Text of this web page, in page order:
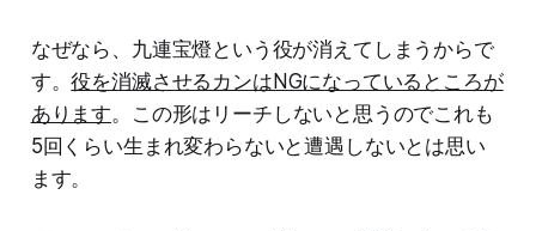
なぜなら、九連宝燈という役が消えてしまうからで
す。役を消滅させるカンはNGになっているところが
あります。この形はリーチしないと思うのでこれも
5回くらい生まれ変わらないと遭遇しないとは思い
ます。